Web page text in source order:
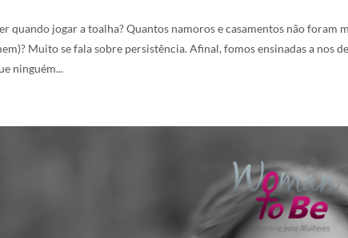
quando jogar a toalha? Quantos namoros e casamentos não foram
Muito se fala sobre persistência. Afinal, fomos ensinadas a nos
ninguém...